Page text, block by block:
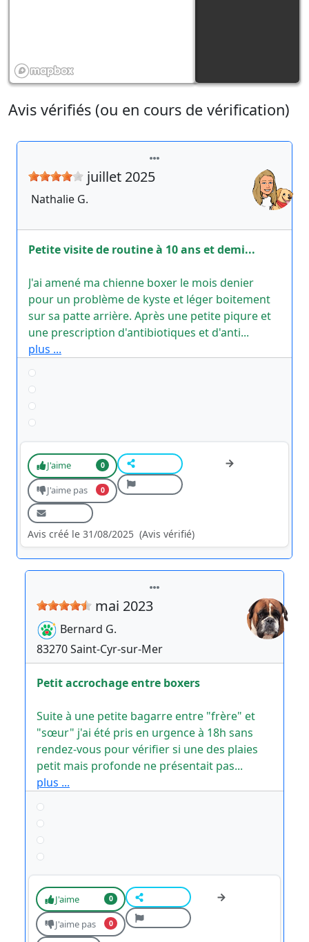
Avis vérifiés (ou en cours de vérification)
juillet 2025
Nathalie G.
Petite visite de routine à 10 ans et demi...
J'ai amené ma chienne boxer le mois denier
pour un problème de kyste et léger boitement
sur sa patte arrière. Après une petite piqure et
une prescription d'antibiotiques et d'anti...
plus ...
J'aime 0
J'aime pas 0
Avis créé le 31/08/2025 (Avis vérifié)
mai 2023
Bernard G.
83270Saint-Cyr-sur-Mer
Petit accrochage entre boxers
Suite à une petite bagarre entre "frère" et
"sœur" j'ai été pris en urgence à 18h sans
rendez-vous pour vérifier si une des plaies
petit mais profonde ne présentait pas...
plus ...
J'aime 0
J'aime pas 0